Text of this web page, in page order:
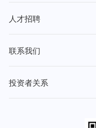
人才招聘
联系我们
投资者关系